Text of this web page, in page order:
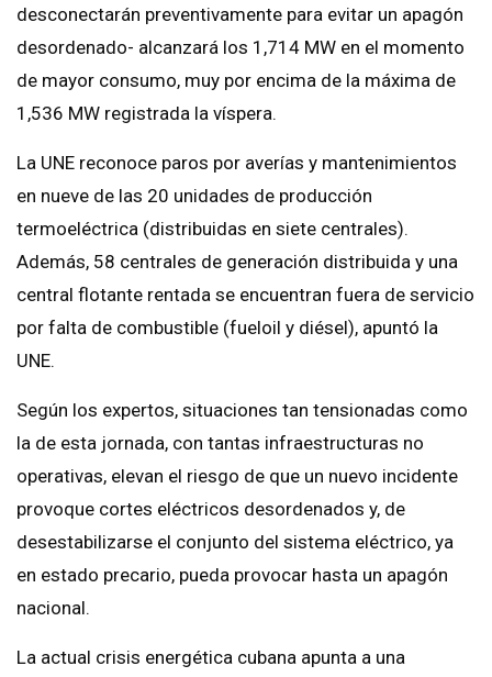
desconectarán preventivamente para evitar un apagón
desordenado- alcanzará los 1,714 MW en el momento
de mayor consumo, muy por encima de la máxima de
1,536 MW registrada la víspera.
La UNE reconoce paros por averías y mantenimientos
en nueve de las 20 unidades de producción
termoeléctrica (distribuidas en siete centrales).
Además, 58 centrales de generación distribuida y una
central flotante rentada se encuentran fuera de servicio
por falta de combustible (fueloil y diésel), apuntó la
UNE.
Según los expertos, situaciones tan tensionadas como
la de esta jornada, con tantas infraestructuras no
operativas, elevan el riesgo de que un nuevo incidente
provoque cortes eléctricos desordenados y, de
desestabilizarse el conjunto del sistema eléctrico, ya
en estado precario, pueda provocar hasta un apagón
nacional.
La actual crisis energética cubana apunta a una